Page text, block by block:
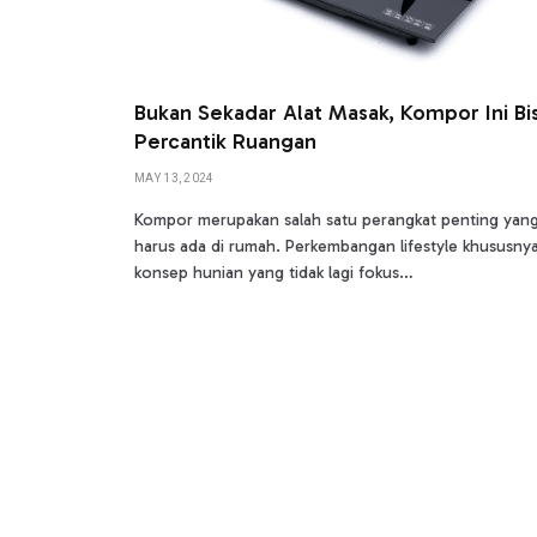
Bukan Sekadar Alat Masak, Kompor Ini
Percantik Ruangan
MAY 13, 2024
Kompor merupakan salah satu perangkat penting yang
harus ada di rumah. Perkembangan lifestyle khususnya
konsep hunian yang tidak lagi fokus…